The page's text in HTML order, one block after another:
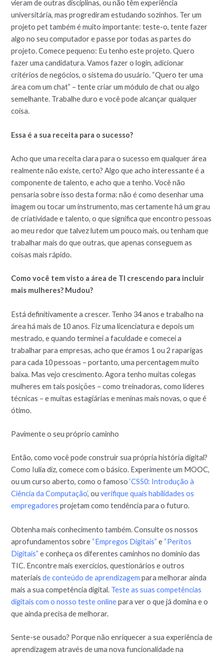
vieram de outras disciplinas, ou não têm experiência
universitária, mas progrediram estudando sozinhos. Ter um
projeto pet também é muito importante: teste-o, tente fazer
algo no seu computador e passe por todas as partes do
projeto. Comece pequeno: Eu tenho este projeto. Quero
fazer uma candidatura. Vamos fazer o login, adicionar
critérios de negócios, o sistema do usuário. “Quero ter uma
área com um chat” – tente criar um módulo de chat ou algo
semelhante. Trabalhe duro e você pode alcançar qualquer
coisa.
Essa é a sua receita para o sucesso?
Acho que uma receita clara para o sucesso em qualquer área
realmente não existe, certo? Algo que acho interessante é a
componente de talento, e acho que a tenho. Você não
pensaria sobre isso desta forma: não é como desenhar uma
imagem ou tocar um instrumento, mas certamente há um grau
de criatividade e talento, o que significa que encontro pessoas
ao meu redor que talvez lutem um pouco mais, ou tenham que
trabalhar mais do que outras, que apenas conseguem as
coisas mais rápido.
Como você tem visto a área de TI crescendo para incluir
mais mulheres? Mudou?
Está definitivamente a crescer. Tenho 34 anos e trabalho na
área há mais de 10 anos. Fiz uma licenciatura e depois um
mestrado, e quando terminei a faculdade e comecei a
trabalhar para empresas, acho que éramos 1 ou 2 raparigas
para cada 10 pessoas – portanto, uma percentagem muito
baixa. Mas vejo crescimento. Agora tenho muitas colegas
mulheres em tais posições – como treinadoras, como líderes
técnicas – e muitas estagiárias e meninas mais novas, o que é
ótimo.
Pavimente o seu próprio caminho
Então, como você pode construir sua própria história digital?
Como Iulia diz, comece com o básico. Experimente um MOOC,
ou um curso aberto, como o famoso‘CS50: Introdução à
Ciência da Computação’, ouverifique quais habilidades os
empregadores projetam como tendência para o futuro.
Obtenha mais conhecimento também. Consulte os nossos
aprofundamentos sobre “Empregos Digitais” e “Peritos
Digitais” e conheça os diferentes caminhos no domínio das
TIC. Encontre mais exercícios, questionários e outros
materiaisde conteúdo de aprendizagem para melhorar ainda
mais a sua competência digital. Teste as suas competências
digitais com o nosso teste onlinepara ver o que já domina e o
que ainda precisa de melhorar.
Sente-se ousado? Porque não enriquecer a sua experiência de
aprendizagem através de uma nova funcionalidade na